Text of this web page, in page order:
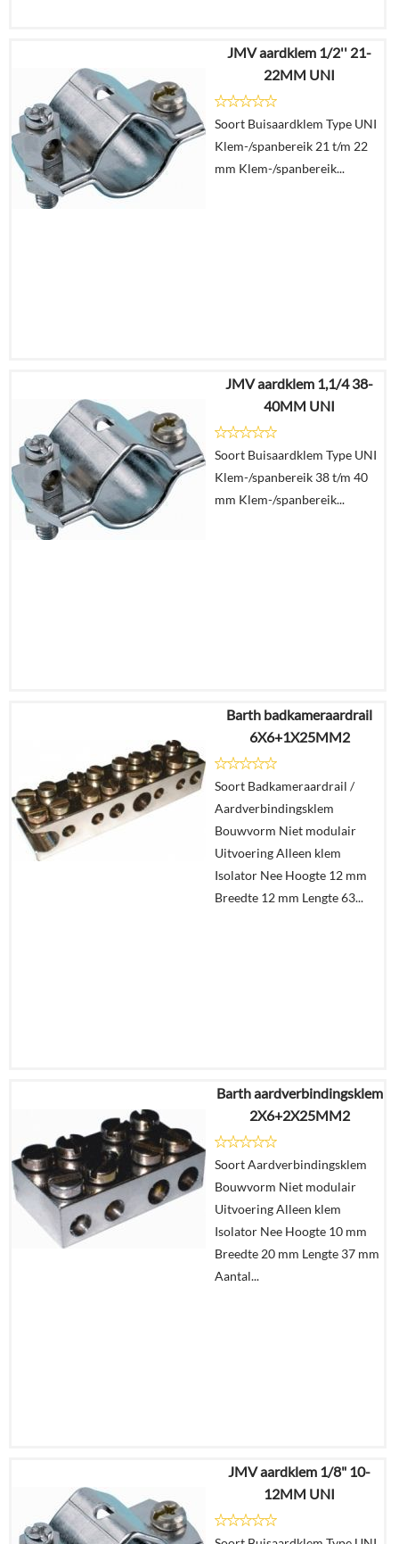
€9,06
€
Details
In
JMV aardklem 1/2'' 21-
22MM UNI
Soort Buisaardklem Type UNI
Klem-/spanbereik 21 t/m 22
mm Klem-/spanbereik...
€8,34
€
Details
In
JMV aardklem 1,1/4 38-
40MM UNI
Soort Buisaardklem Type UNI
Klem-/spanbereik 38 t/m 40
mm Klem-/spanbereik...
€12,34
€6,82
Details
In
winkelmand
Barth badkameraardrail
6X6+1X25MM2
Soort Badkameraardrail /
Aardverbindingsklem
Bouwvorm Niet modulair
Uitvoering Alleen klem
Isolator Nee Hoogte 12 mm
Breedte 12 mm Lengte 63...
€8,68
€5,34
Details
In
winkelmand
Barth aardverbindingsklem
2X6+2X25MM2
Soort Aardverbindingsklem
Bouwvorm Niet modulair
Uitvoering Alleen klem
Isolator Nee Hoogte 10 mm
Breedte 20 mm Lengte 37 mm
Aantal...
€7,65
€
JMV aardklem 1/8" 10-
12MM UNI